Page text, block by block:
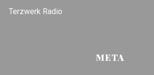
Terzwerk Radio
META